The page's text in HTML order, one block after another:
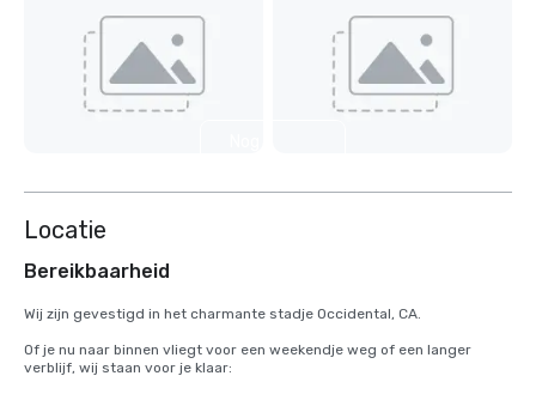
Locatie
Bereikbaarheid
Wij zijn gevestigd in het charmante stadje Occidental, CA.
Of je nu naar binnen vliegt voor een weekendje weg of een langer
verblijf, wij staan voor je klaar: